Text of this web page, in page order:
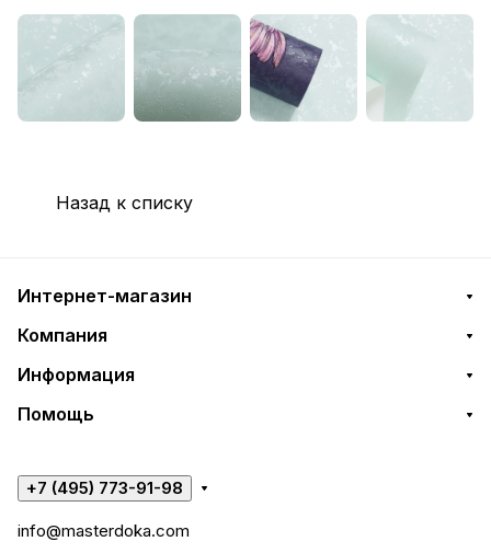
Назад к списку
Интернет-магазин
Компания
Информация
Помощь
+7 (495) 773-91-98
info@masterdoka.com